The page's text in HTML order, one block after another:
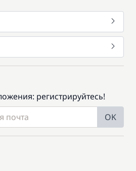
регистрируйтесь!
OK